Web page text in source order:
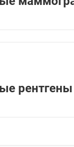
рентгены